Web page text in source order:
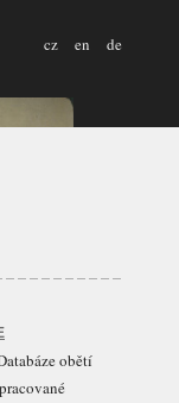
cz en de
obětí